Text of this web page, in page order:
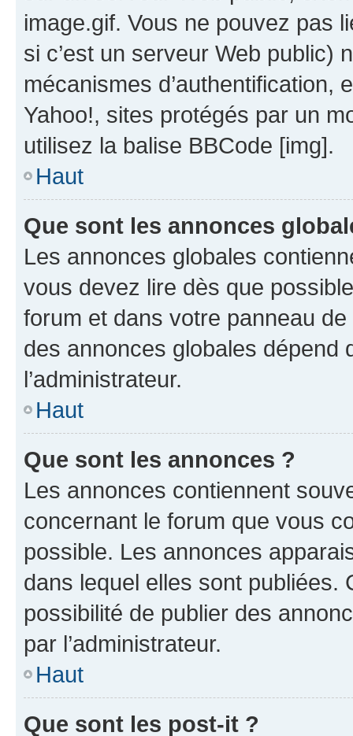
image.gif. Vous ne pouvez pas
si c’est un serveur Web public)
mécanismes d’authentification,
Yahoo!, sites protégés par un
utilisez la balise BBCode [img].
Haut
Que sont les annonces
Les annonces globales
vous devez lire dès que
forum et dans votre panneau
des annonces globales dépend
l’administrateur.
Haut
Que sont les annonces ?
Les annonces contiennent
concernant le forum que vous
possible. Les annonces
dans lequel elles sont publiées.
possibilité de publier des
par l’administrateur.
Haut
Que sont les post-it ?